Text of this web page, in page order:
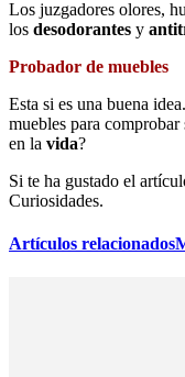
Los juzgadores olores,
los desodorantes y
Probador de muebles
Esta si es una buena
muebles para
en la vida?
Si te ha gustado el
Curiosidades.
Artículos relacionados